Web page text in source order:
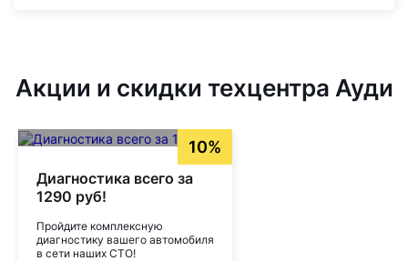
Акции и скидки техцентра Ауди
10%
Диагностика всего за
1290 руб!
Пройдите комплексную
диагностику вашего автомобиля
в сети наших СТО!